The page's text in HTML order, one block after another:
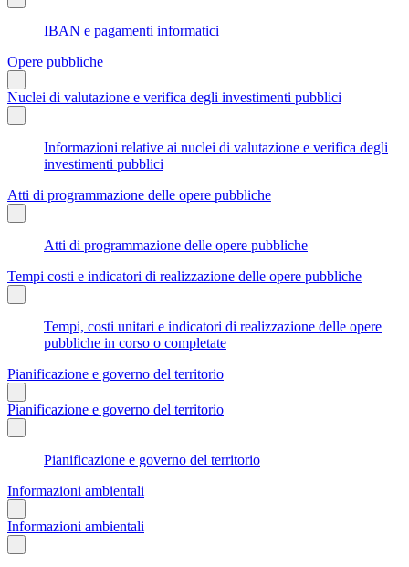
IBAN e pagamenti informatici
Opere pubbliche
Nuclei di valutazione e verifica degli investimenti pubblici
Informazioni relative ai nuclei di valutazione e verifica degli
investimenti pubblici
Atti di programmazione delle opere pubbliche
Atti di programmazione delle opere pubbliche
Tempi costi e indicatori di realizzazione delle opere pubbliche
Tempi, costi unitari e indicatori di realizzazione delle opere
pubbliche in corso o completate
Pianificazione e governo del territorio
Pianificazione e governo del territorio
Pianificazione e governo del territorio
Informazioni ambientali
Informazioni ambientali